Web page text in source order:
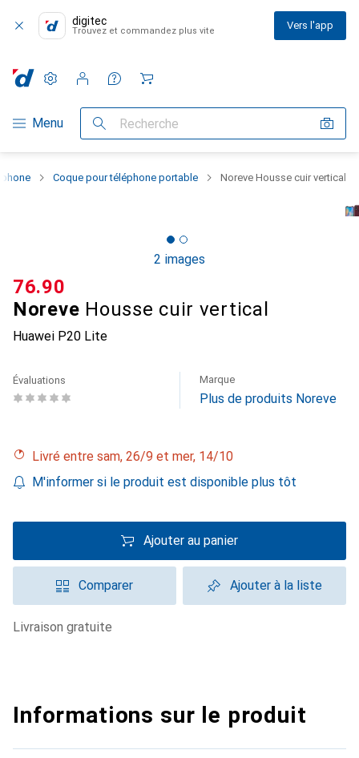
digitec
Trouvez et commandez plus vite Vers l'app
Navigation par catégorie
Menu Recherche
Paramètres
Compte client
Listes de comparaison
Listes d'envies
Panier
Coque pour téléphone portable Noreve Housse cuir vertical
2 images
Noreve Housse cuir vertical
Huawei P20 Lite
CHF
76.90
Évaluations Marque
Plus de produits Noreve
Livré entre sam, 26/9 et mer, 14/10
M'informer si le produit est disponible plus tôt
Ajouter au panier
Comparer Ajouter à la liste
livraison gratuite
Informations sur le produit